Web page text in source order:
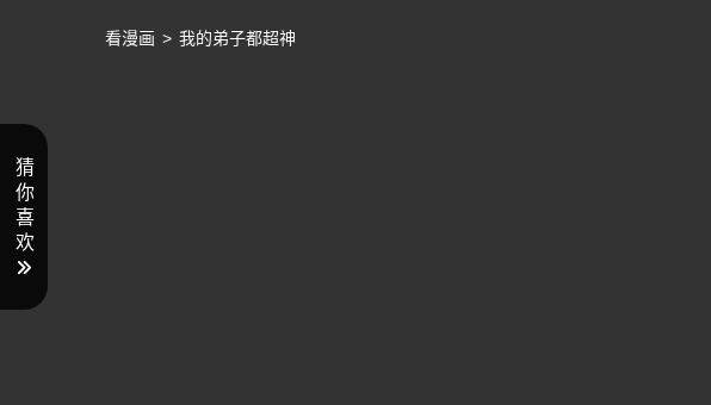
看漫画 > 我的弟子都超神
猜
你
喜
欢